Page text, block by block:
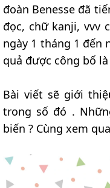
đoàn Benesse đã
đọc, chữ kanji, vvv
ngày 1 tháng 1 đến
quả được công bố
Bài viết sẽ giới
trong số đó .
biến ? Cùng xem